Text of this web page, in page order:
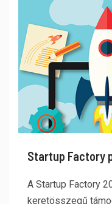
Startup Factory
A Startup Factory
keretösszegű